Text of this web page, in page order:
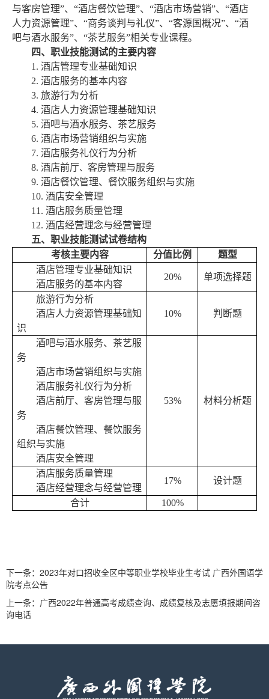
与客房管理”、“酒店餐饮管理”、“酒店市场营销”、“酒店
人力资源管理”、“商务谈判与礼仪”、“客源国概况”、“酒
吧与酒水服务”、“茶艺服务”相关专业课程。
四、职业技能测试的主要内容
1 . 酒店管理专业基础知识
2. 酒店服务的基本内容
3. 旅游行为分析
4. 酒店人力资源管理基础知识
5. 酒吧与酒水服务、茶艺服务
6. 酒店市场营销组织与实施
7. 酒店服务礼仪行为分析
8. 酒店前厅、 客房管理与服务
9. 酒店餐饮管理、餐饮服务组织与实施
10. 酒店安全管理
1 1. 酒店服务质量管理
1 2. 酒店经营理念与经营管理
五、职业技能测试试卷结构
考核主要内容
分值比例
题型
酒店管理专业基础知识
酒店服务的基本内容
20% 单项选择题
旅游行为分析
酒店人力资源管理基础知
识
10% 判断题
酒吧与酒水服务、茶艺服
务
酒店市场营销组织与实施
酒店服务礼仪行为分析
酒店前厅、客房管理与服
务
酒店餐饮管理、餐饮服务
组织与实施
酒店安全管理
53% 材料分析题
酒店服务质量管理
酒店经营理念与经营管理
1 7% 设计题
合计 100%
下一条： 2023年对口招收全区中等职业学校毕业生考试 广西外国语学
院考点公告
上一条： 广西2022年普通高考成绩查询、成绩复核及志愿填报期间咨
询电话